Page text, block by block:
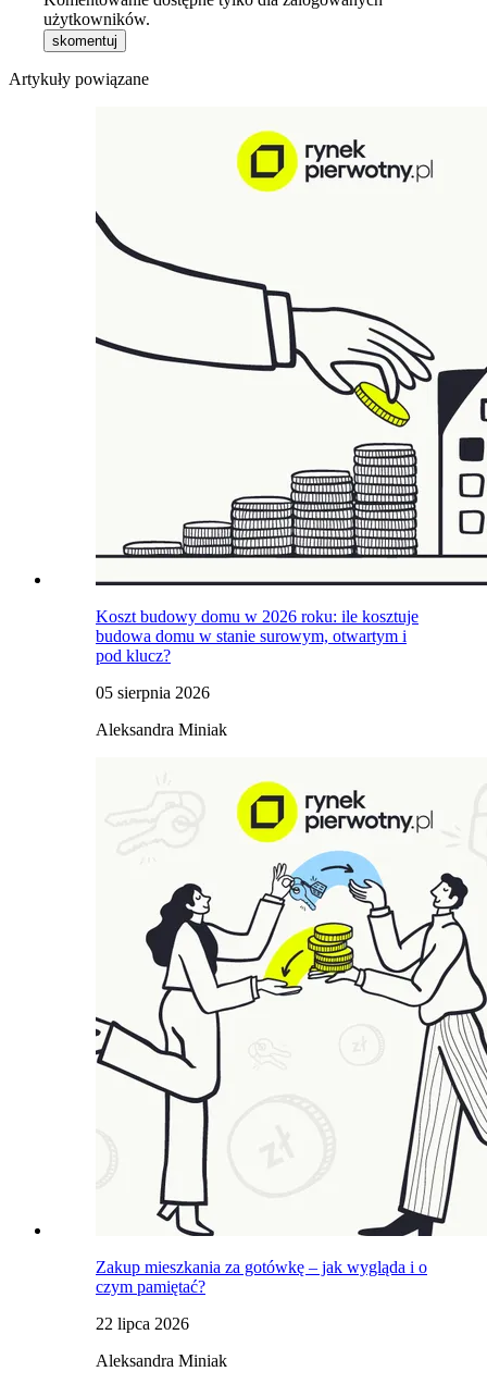
użytkowników.
skomentuj
Artykuły powiązane
Koszt budowy domu w 2026 roku: ile kosztuje
budowa domu w stanie surowym, otwartym i
pod klucz?
05 sierpnia 2026
Aleksandra Miniak
Zakup mieszkania za gotówkę – jak wygląda i o
czym pamiętać?
22 lipca 2026
Aleksandra Miniak